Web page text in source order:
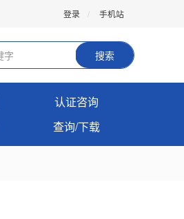
登录 手机站
搜索
认证咨询
查询/下载